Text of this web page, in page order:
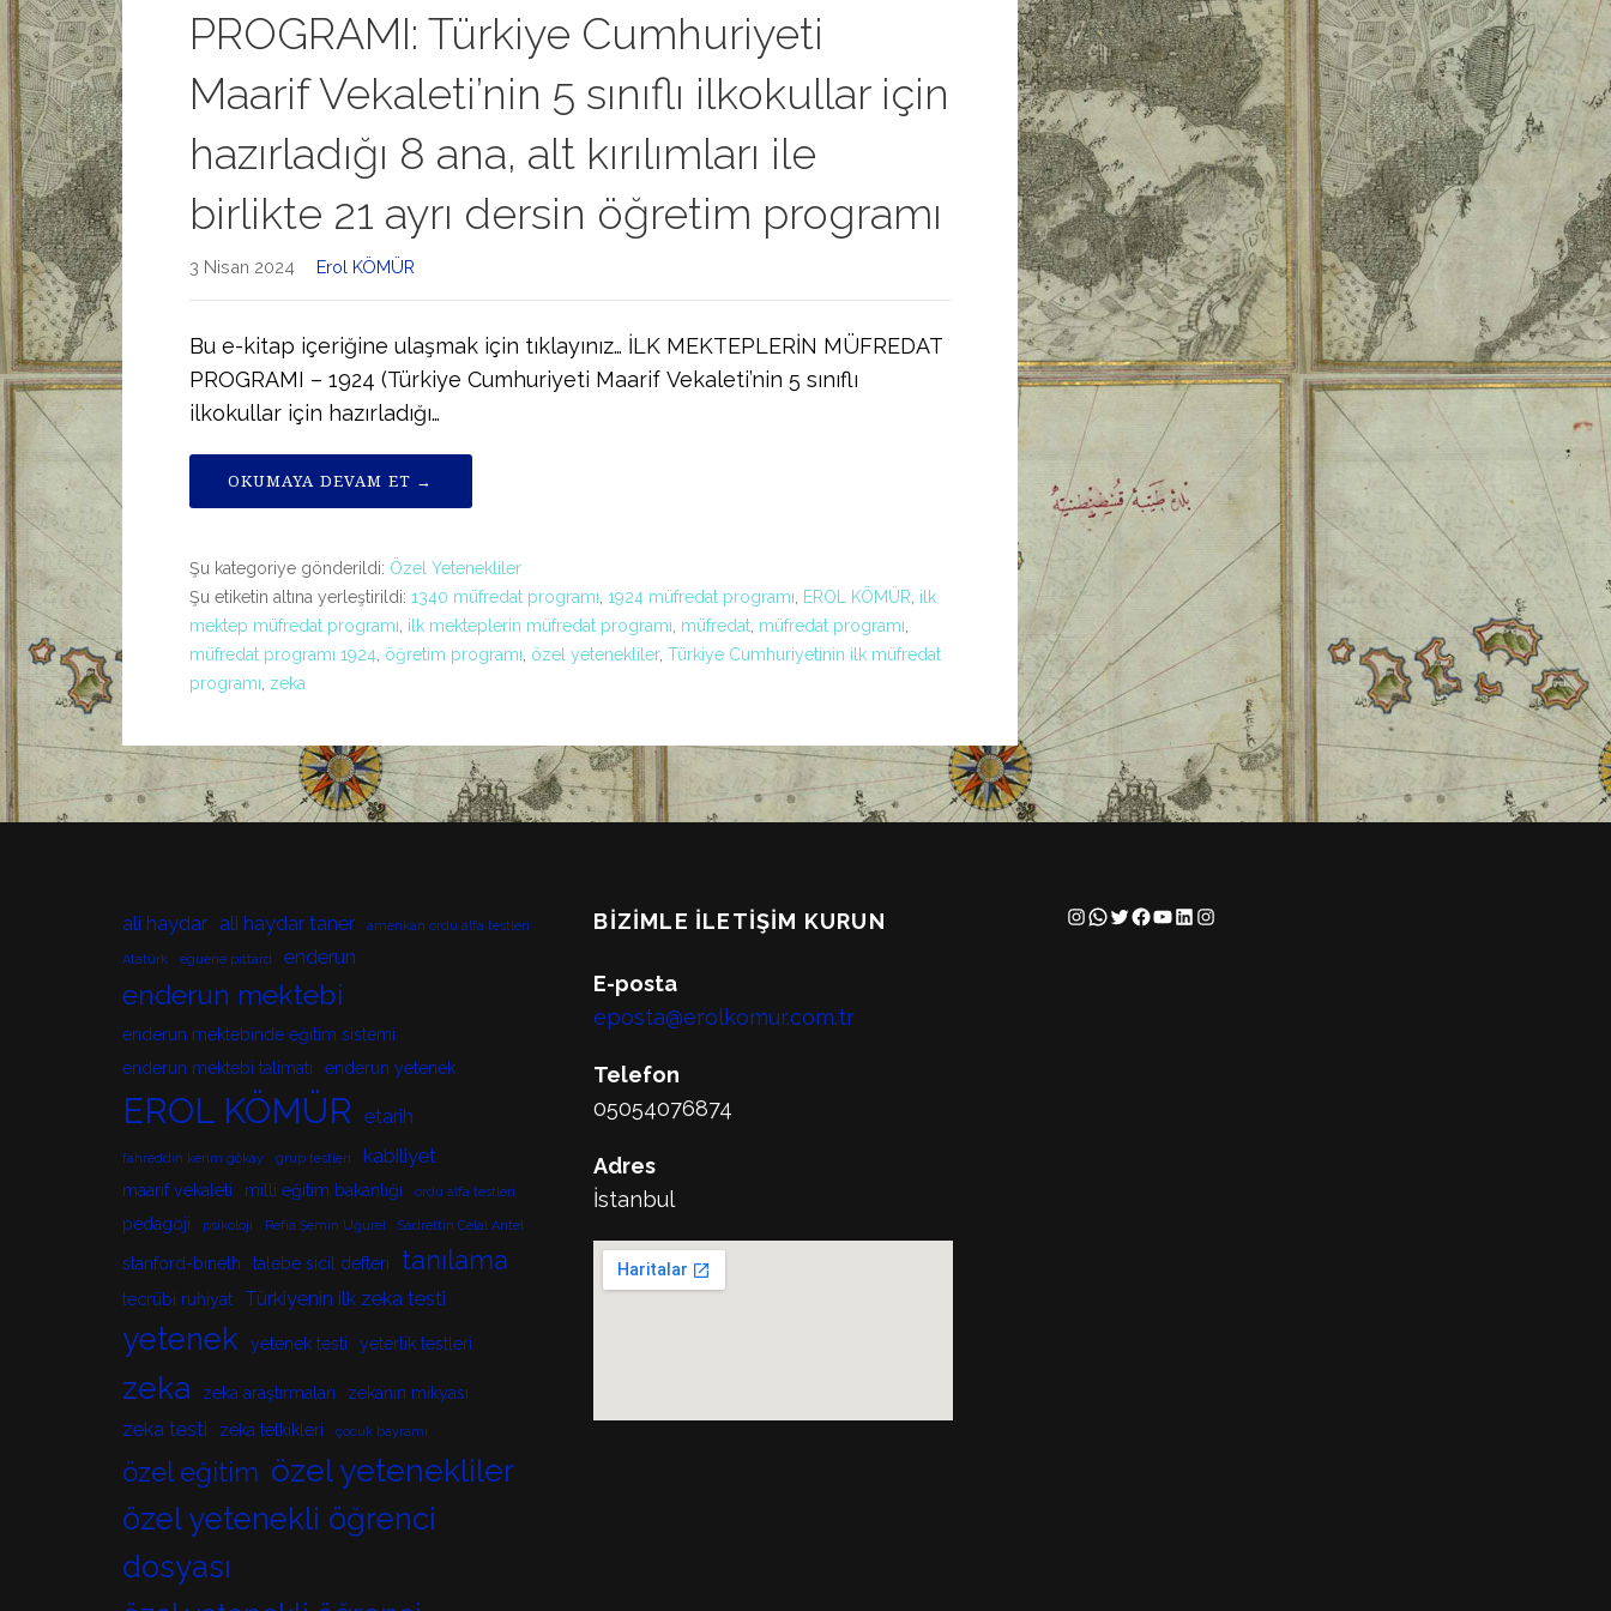
PROGRAMI: Türkiye Cumhuriyeti
Maarif Vekaleti’nin 5 sınıflı ilkokullar için
hazırladığı 8 ana, alt kırılımları ile
birlikte 21 ayrı dersin öğretim programı
3 Nisan 2024 Erol KÖMÜR
Bu e-kitap içeriğine ulaşmak için tıklayınız… İLK MEKTEPLERİN MÜFREDAT
PROGRAMI – 1924 (Türkiye Cumhuriyeti Maarif Vekaleti’nin 5 sınıflı
ilkokullar için hazırladığı…
OKUMAYA DEVAM ET →
Şu kategoriye gönderildi: Özel Yetenekliler
Şu etiketin altına yerleştirildi: 1340 müfredat programı, 1924 müfredat programı, EROL KÖMÜR, ilk
mektep müfredat programı, ilk mekteplerin müfredat programı, müfredat, müfredat programı,
müfredat programı 1924, öğretim programı, özel yetenekliler, Türkiye Cumhuriyetinin ilk müfredat
programı, zeka
ali haydar ali haydar taner amerikan ordu alfa testleri
Atatürk eguene pittard enderun
enderun mektebi
enderun mektebinde eğitim sistemi
enderun mektebi talimatı
enderun yetenek
EROL KÖMÜR etarih
fahreddin kerim gökay grup testleri kabiliyet
maarif vekaleti milli eğitim bakanlığı ordu alfa testleri
pedagoji psikoloji Refia Şemin Uğurel Sadrettin Celal Antel
stanford-bineth talebe sicil defteri tanılama
tecrübi ruhiyat Türkiyenin ilk zeka testi
yetenek yetenek testi yeterlik testleri
zeka zeka araştırmaları zekanın mikyası
zeka testi zeka tetkikleri çocuk bayramı
özel eğitim özel yetenekliler
özel yetenekli öğrenci
dosyası
BIZIMLE İLETIŞIM KURUN
E-posta
eposta@erolkomur.com.tr
Telefon
05054076874
Adres
İstanbul
Instagram
WhatsApp
Twitter
Facebook
YouTube
LinkedIn
Instagram